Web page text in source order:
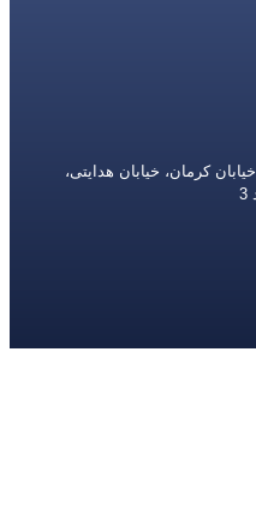
کرمان، خیابان هدایتی،